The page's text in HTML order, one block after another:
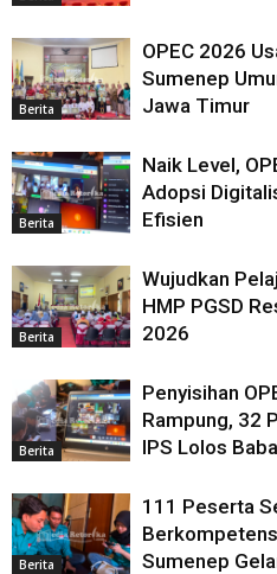
Berita
OPEC 2026
Sumenep
Jawa Timur
Berita
Naik Level,
Adopsi
Efisien
Berita
Wujudkan
HMP PGSD
2026
Berita
Penyisihan
Rampung, 32
IPS Lolos
Berita
111 Peserta
Sumenep